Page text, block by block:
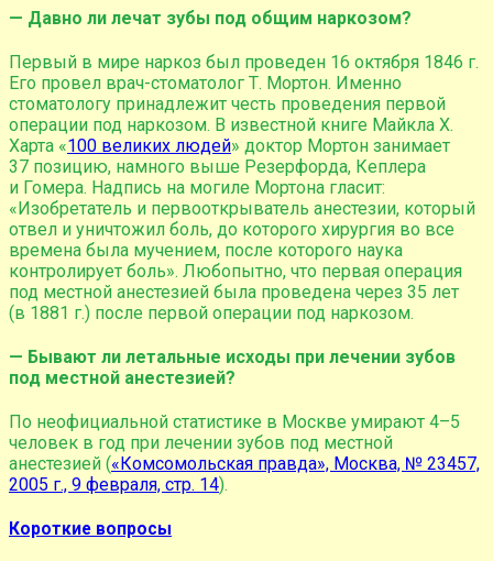
— Давно ли лечат зубы под общим наркозом?
Первый в мире наркоз был проведен 16 октября 1846 г.
Его провел врач-стоматолог Т. Мортон. Именно
стоматологу принадлежит честь проведения первой
операции под наркозом. В известной книге Майкла Х.
Харта «100 великих людей» доктор Мортон занимает
37 позицию, намного выше Резерфорда, Кеплера
и Гомера. Надпись на могиле Мортона гласит:
«Изобретатель и первооткрыватель анестезии, который
отвел и уничтожил боль, до которого хирургия во все
времена была мучением, после которого наука
контролирует боль». Любопытно, что первая операция
под местной анестезией была проведена через 35 лет
(в 1881 г.) после первой операции под наркозом.
— Бывают ли летальные исходы при лечении зубов
под местной анестезией?
По неофициальной статистике в Москве умирают 4–5
человек в год при лечении зубов под местной
анестезией («Комсомольская правда», Москва, № 23457,
2005 г., 9 февраля, стр. 14).
Короткие вопросы